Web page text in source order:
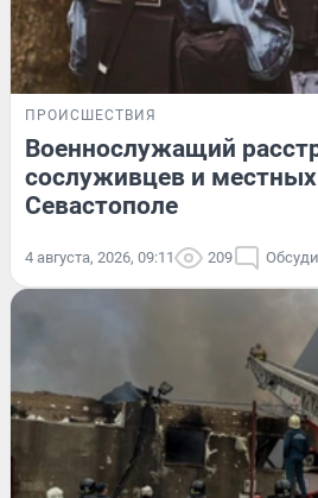
ПРОИСШЕСТВИЯ
Военнослужащий
сослуживцев и
Севастополе
4 августа, 2026, 09:11 209